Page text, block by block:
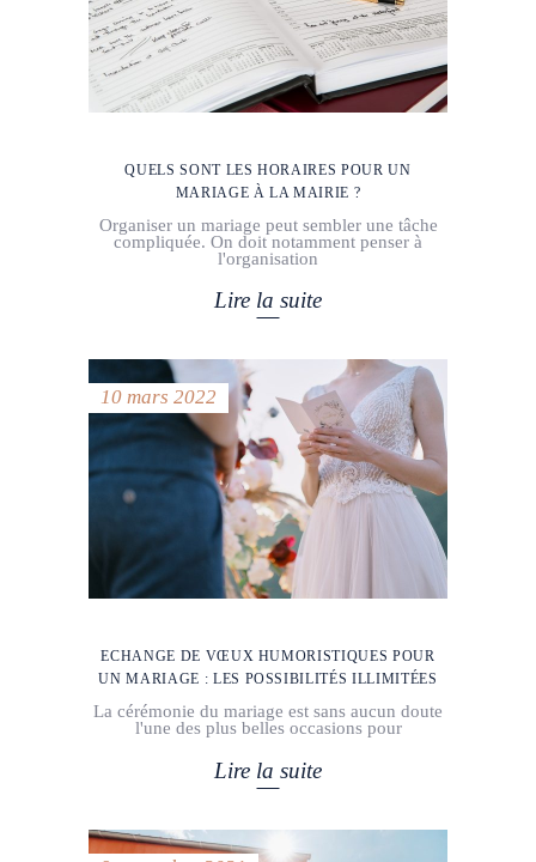
QUELS SONT LES HORAIRES POUR UN
MARIAGE À LA MAIRIE ?
Organiser un mariage peut sembler une tâche
compliquée. On doit notamment penser à
l'organisation
Lire la suite
10 mars 2022
ECHANGE DE VŒUX HUMORISTIQUES POUR
UN MARIAGE : LES POSSIBILITÉS ILLIMITÉES
La cérémonie du mariage est sans aucun doute
l'une des plus belles occasions pour
Lire la suite